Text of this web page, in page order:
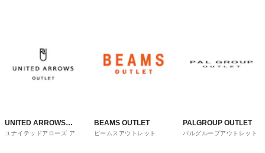
UNITED ARROWS
OUTLET
ユナイテッドアローズ アウ
BEAMS OUTLET
ビームスアウトレット
PALGROUP OUTLET
パルグループアウトレット